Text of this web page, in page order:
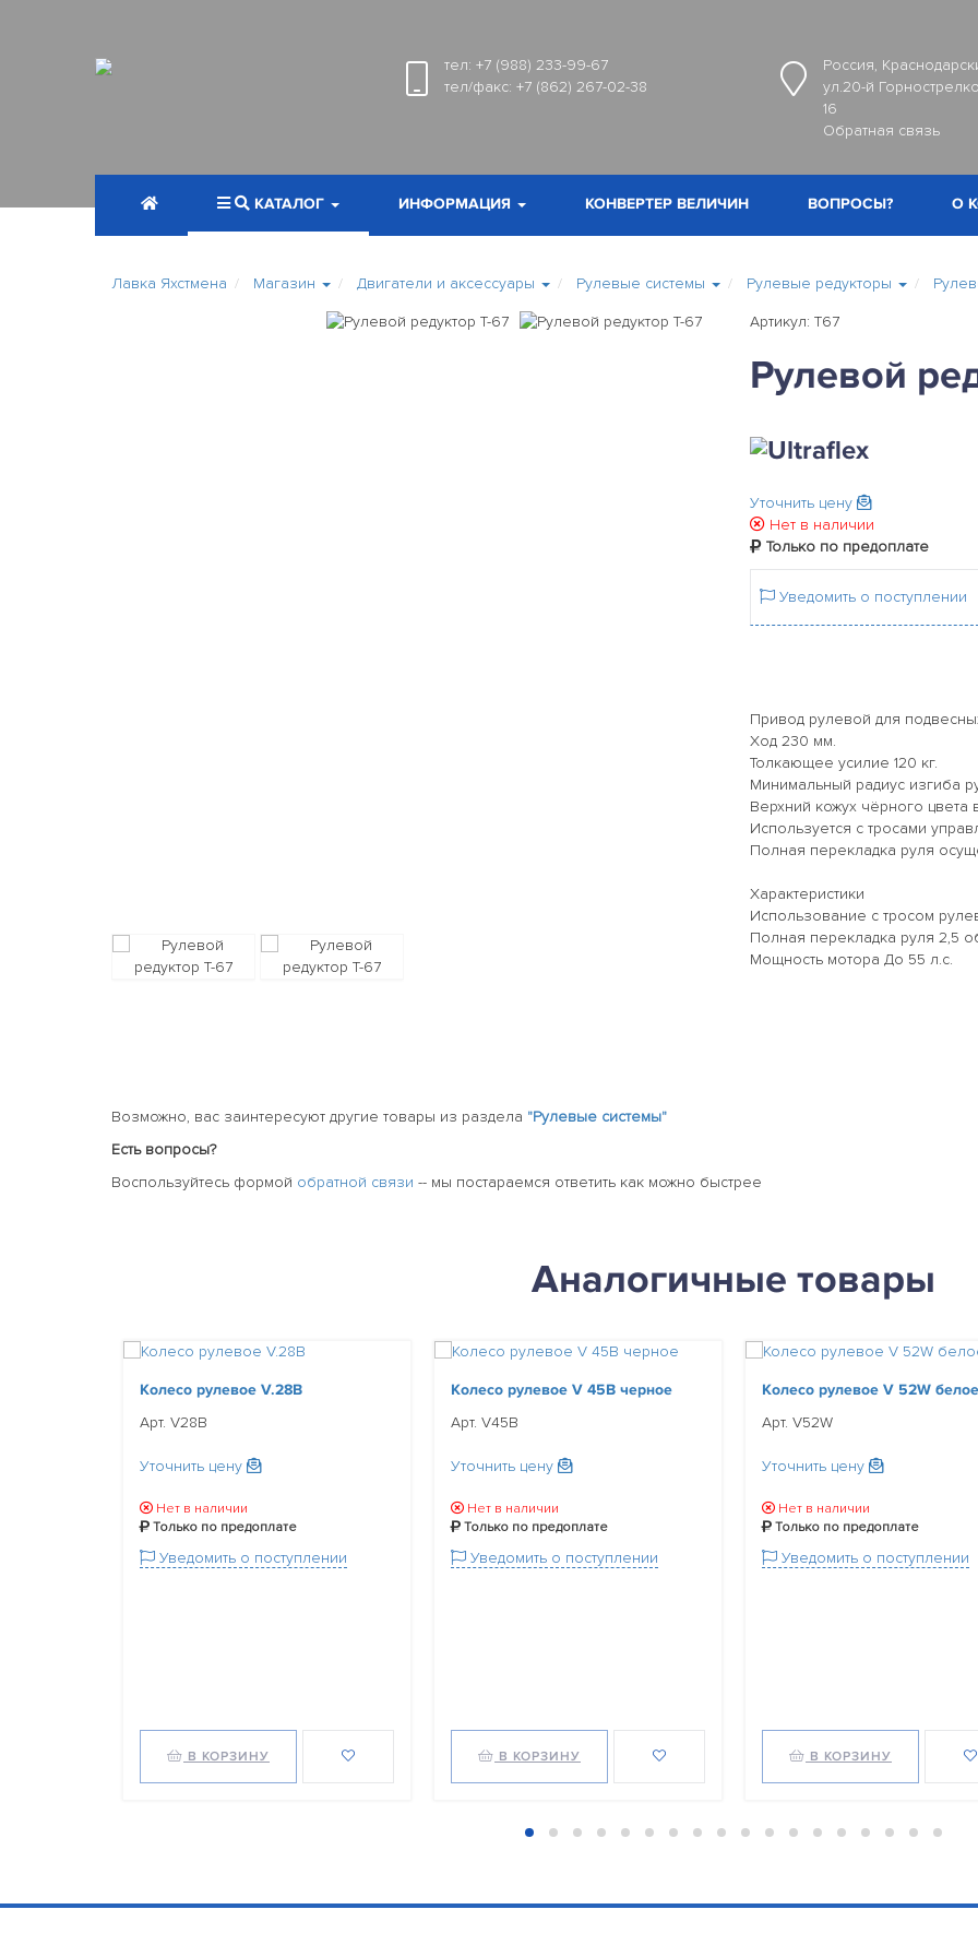
тел: +7 (988) 233-99-67
тел/факс: +7 (862) 267-02-38
Россия,
ул.20-й
16
Обратная связь
КАТАЛОГ ИНФОРМАЦИЯ КОНВЕРТЕР ВЕЛИЧИН ВОПРОСЫ? О
Лавка Яхстмена Магазин Двигатели и аксессуары Рулевые системы Рулевые редукторы
Артикул: T67
Рулевой
Уточнить цену
Нет в наличии
Только по предоплате
Уведомить о поступлении
Привод рулевой для
Ход 230 мм.
Толкающее усилие 120 кг.
Минимальный радиус изгиба
Верхний кожух чёрного цвета
Используется с тросами
Полная перекладка руля
Характеристики
Использование с тросом
Полная перекладка руля 2,5
Мощность мотора До 55 л.с.
Возможно, вас заинтересуют другие товары из раздела "Рулевые системы"
Есть вопросы?
Воспользуйтесь формой обратной связи -- мы постараемся ответить как можно быстрее
Аналогичные товары
Колесо рулевое V.28B
Арт. V28B
Уточнить цену
Нет в наличии
Только по предоплате
Уведомить о поступлении
В КОРЗИНУ
Колесо рулевое V 45B черное
Арт. V45B
Уточнить цену
Нет в наличии
Только по предоплате
Уведомить о поступлении
В КОРЗИНУ
Колесо рулевое V 52W белое
Арт. V52W
Уточнить цену
Нет в наличии
Только по предоплате
Уведомить о поступлении
В КОРЗИНУ